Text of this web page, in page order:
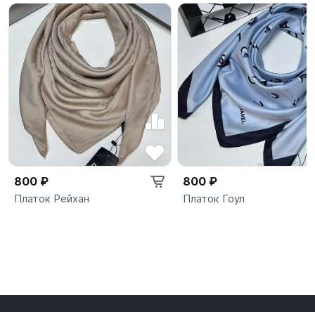
800 ₽
Платок Рейхан
800 ₽
Платок Гоул